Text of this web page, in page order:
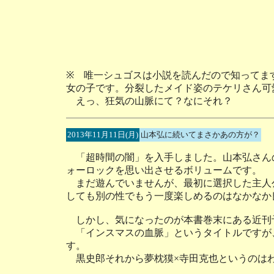
※ 唯一シュゴスは小説を読んだので知ってま
女の子です。分裂したメイド姿のテケリさん
えっ、狂気の山脈にて？なにそれ？
2013年11月11日(月) 山本弘に続いてまさかあの方が？
「超時間の闇」を入手しました。山本弘さ
ォーロックを思い出させるボリュームです。
まだ遊んでいませんが、最初に選択した主
しても別の性でもう一度楽しめるのはなかな
しかし、気になったのが本書巻末にある近刊
「インスマスの血脈」というタイトルです
す。
黒史郎それから夢枕獏×寺田克也というのは